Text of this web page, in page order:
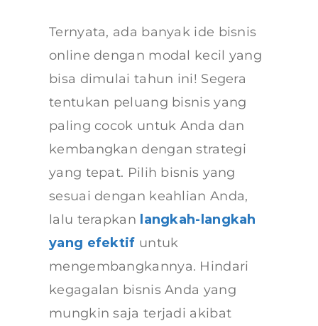
Ternyata, ada banyak ide bisnis
online dengan modal kecil yang
bisa dimulai tahun ini! Segera
tentukan peluang bisnis yang
paling cocok untuk Anda dan
kembangkan dengan strategi
yang tepat. Pilih bisnis yang
sesuai dengan keahlian Anda,
lalu terapkan langkah-langkah
yang efektif untuk
mengembangkannya. Hindari
kegagalan bisnis Anda yang
mungkin saja terjadi akibat